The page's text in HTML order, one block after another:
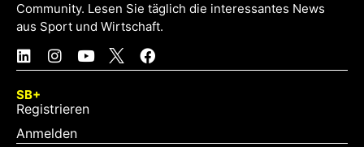
Community. Lesen Sie täglich die interessantes News
aus Sport und Wirtschaft.
SB+
Registrieren
Anmelden